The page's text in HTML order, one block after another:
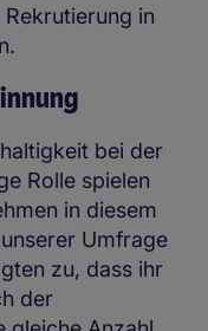
in
bei der
Rolle spielen
in diesem
Umfrage
zu, dass ihr
der